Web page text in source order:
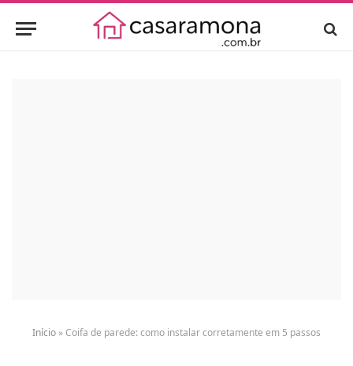
Início »Coifa de parede: como instalar corretamente em 5 passos